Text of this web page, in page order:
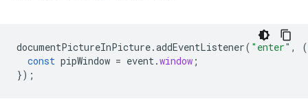
documentPictureInPicture.addEventListener( "enter" ,
(
const pipWindow = event .window ;
});